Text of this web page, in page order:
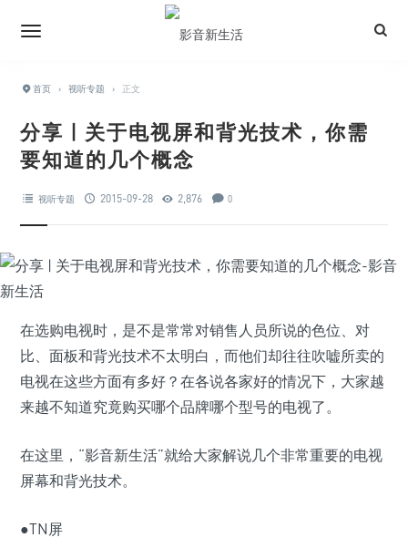
首页 › 视听专题 › 正文
分享 | 关于电视屏和背光技术，你需
要知道的几个概念
视听专题 2015-09-28 2,876 0
在选购电视时，是不是常常对销售人员所说的色位、对
比、面板和背光技术不太明白，而他们却往往吹嘘所卖的
电视在这些方面有多好？在各说各家好的情况下，大家越
来越不知道究竟购买哪个品牌哪个型号的电视了。
在这里，“影音新生活”就给大家解说几个非常重要的电视
屏幕和背光技术。
●TN屏